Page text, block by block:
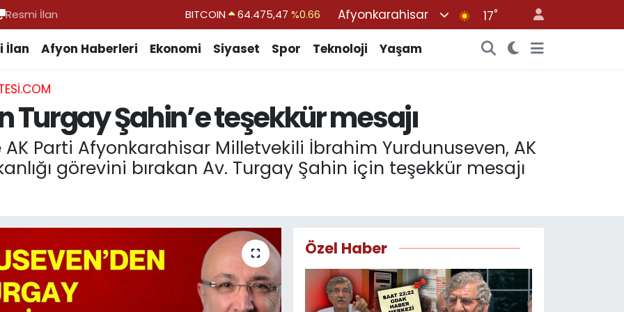
Resmi İlan DOLAR 47,5971 %0.05
BİST100
13.703%0
BITCOIN
64.475,47 %0.66
Afyonkarahisar 17°
İlan Afyon Haberleri Ekonomi Siyaset Spor Teknoloji Yaşam
Turgay Şahin’e teşekkür mesajı
AK Parti Afyonkarahisar Milletvekili İbrahim Yurdunuseven, AK
görevini bırakan Av. Turgay Şahin için teşekkür mesajı
Özel Haber